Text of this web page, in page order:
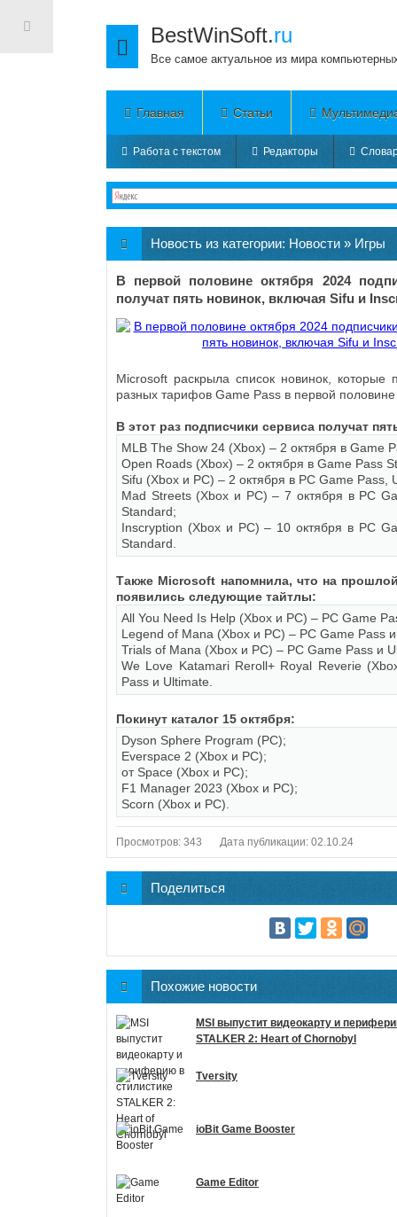
BestWinSoft.ru
Все самое актуальное из мира
Главная Статьи
Работа с текстом Редакторы
Новость из категории: Новости » Игры
В первой половине октября 2024
получат пять новинок, включая Sifu и
Microsoft раскрыла список новинок, которые
разных тарифов Game Pass в первой
В этот раз подписчики сервиса получат
MLB The Show 24 (Xbox) – 2 октября в Game
Open Roads (Xbox) – 2 октября в Game Pass
Sifu (Xbox и PC) – 2 октября в PC Game Pass,
Mad Streets (Xbox и PC) – 7 октября в PC
Standard;
Inscryption (Xbox и PC) – 10 октября в PC
Standard.
Также Microsoft напомнила, что на
появились следующие тайтлы:
All You Need Is Help (Xbox и PC) – PC Game
Legend of Mana (Xbox и PC) – PC Game Pass
Trials of Mana (Xbox и PC) – PC Game Pass и
We Love Katamari Reroll+ Royal Reverie
Pass и Ultimate.
Покинут каталог 15 октября:
Dyson Sphere Program (PC);
Everspace 2 (Xbox и PC);
от Space (Xbox и PC);
F1 Manager 2023 (Xbox и PC);
Scorn (Xbox и PC).
Просмотров: 343 Дата публикации: 02.10.24
Поделиться
Похожие новости
MSI выпустит видеокарту и
STALKER 2: Heart of Chornobyl
Tversity
ioBit Game Booster
Game Editor